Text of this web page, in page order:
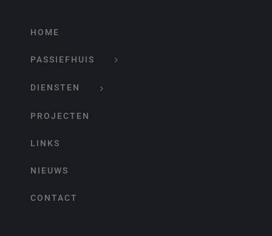
HOME
PASSIEFHUIS
DIENSTEN
PROJECTEN
LINKS
NIEUWS
CONTACT